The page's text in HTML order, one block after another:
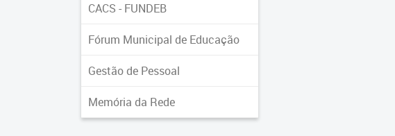
CACS - FUNDEB
Fórum Municipal de Educação
Gestão de Pessoal
Memória da Rede